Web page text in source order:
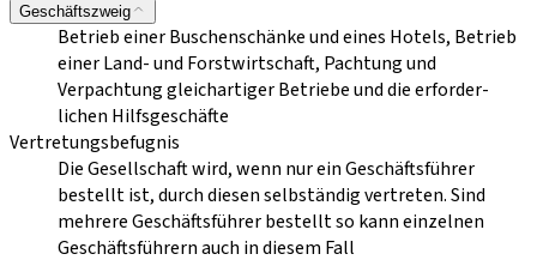
Geschäftszweig
Betrieb einer Buschenschänke und eines Hotels, Betrieb
einer Land- und Forstwirtschaft, Pachtung und
Verpachtung gleichartiger Betriebe und die erforder-
lichen Hilfsgeschäfte
Vertretungsbefugnis
Die Gesellschaft wird, wenn nur ein Geschäftsführer
bestellt ist, durch diesen selbständig vertreten. Sind
mehrere Geschäftsführer bestellt so kann einzelnen
Geschäftsführern auch in diesem Fall